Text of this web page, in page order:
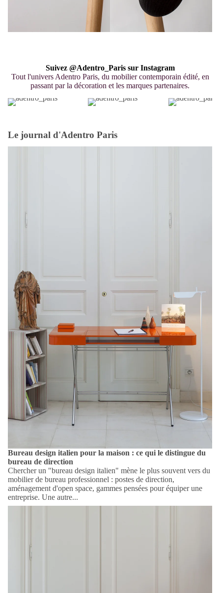
Suivez @Adentro_Paris sur Instagram
Tout l'univers Adentro Paris, du mobilier contemporain édité, en
passant par la décoration et les marques partenaires.
Le journal d'Adentro Paris
Bureau design italien pour la maison : ce qui le distingue du
bureau de direction
Chercher un "bureau design italien" mène le plus souvent vers du
mobilier de bureau professionnel : postes de direction,
aménagement d'open space, gammes pensées pour équiper une
entreprise. Une autre...